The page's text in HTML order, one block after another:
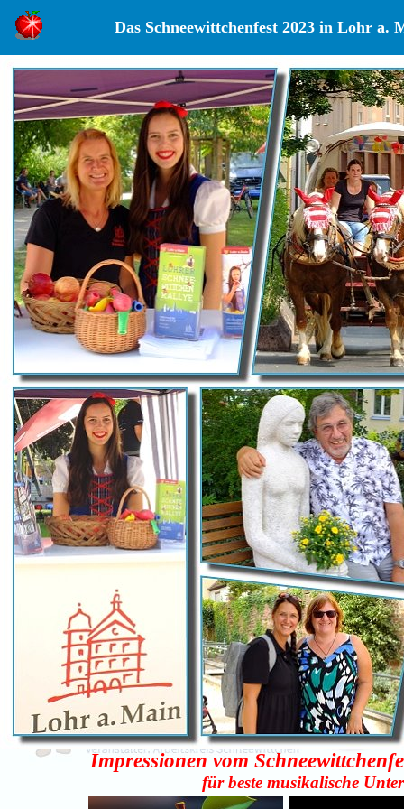
Das Schneewittchenfest 2023 in Lohr a.
Impressionen vom
für beste musikalische